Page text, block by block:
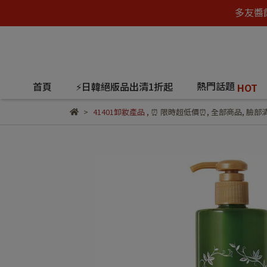
多友
首頁 ⚡日韓絕版品出清1折起 熱門話題 HOT
41401卸妝產品 , ⏰ 限時超低價⏰, 全部商品, 臉部